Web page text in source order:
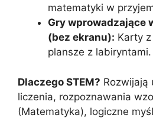
matematyki w
Gry wprowadzające
(bez ekranu): Karty
plansze z labiryntami.
Dlaczego STEM? Rozwijają
liczenia, rozpoznawania
(Matematyka), logiczne